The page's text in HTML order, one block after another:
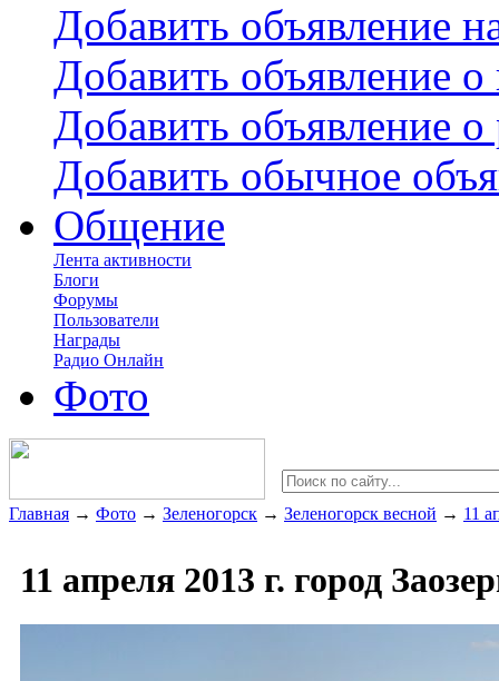
Добавить объявление
Добавить объявление
Добавить объявление о
Добавить обычное
Общение
Лента активности
Блоги
Форумы
Пользователи
Награды
Радио Онлайн
Фото
Главная → Фото → Зеленогорск → Зеленогорск весной → 11
11 апреля 2013 г. город